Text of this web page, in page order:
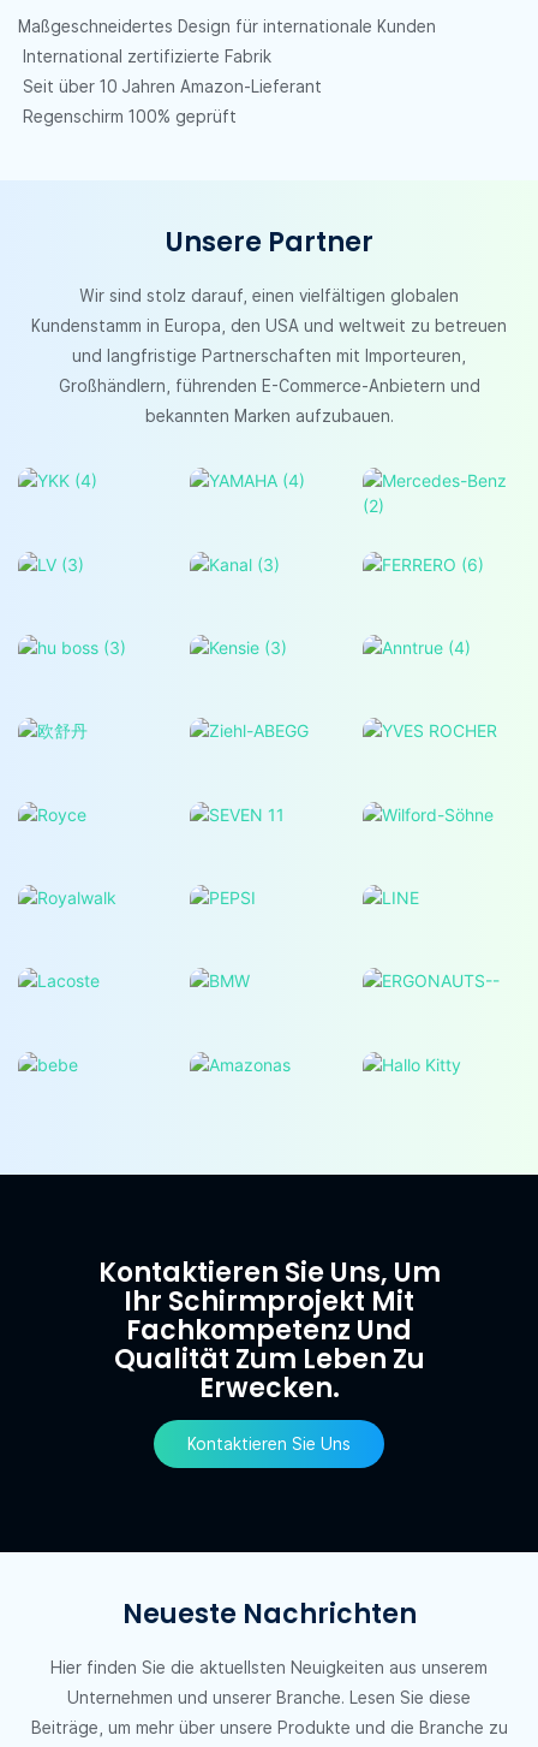
Maßgeschneidertes Design für internationale Kunden
International zertifizierte Fabrik
Seit über 10 Jahren Amazon-Lieferant
Regenschirm 100% geprüft
Unsere Partner
Wir sind stolz darauf, einen vielfältigen globalen
Kundenstamm in Europa, den USA und weltweit zu betreuen
und langfristige Partnerschaften mit Importeuren,
Großhändlern, führenden E-Commerce-Anbietern und
bekannten Marken aufzubauen.
Kontaktieren Sie Uns, Um
Ihr Schirmprojekt Mit
Fachkompetenz Und
Qualität Zum Leben Zu
Erwecken.
Kontaktieren Sie Uns
Neueste Nachrichten
Hier finden Sie die aktuellsten Neuigkeiten aus unserem
Unternehmen und unserer Branche. Lesen Sie diese
Beiträge, um mehr über unsere Produkte und die Branche zu